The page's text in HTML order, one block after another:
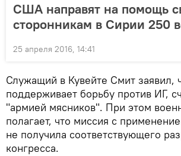
США направят на помощь
сторонникам в Сирии 250
25 апреля 2016, 14:41
Служащий в Кувейте Смит заявил,
поддерживает борьбу против ИГ,
"армией мясников". При этом
полагает, что миссия с
не получила соответствующего
конгресса.